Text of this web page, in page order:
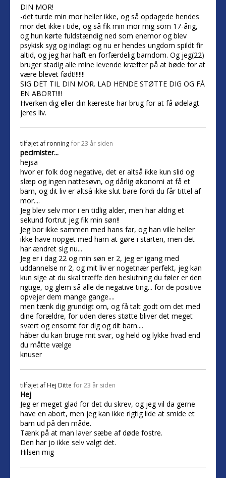
DIN MOR!
-det turde min mor heller ikke, og så opdagede hendes
mor det ikke i tide, og så fik min mor mig som 17-årig,
og hun kørte fuldstændig ned som enemor og blev
psykisk syg og indlagt og nu er hendes ungdom spildt fir
altid, og jeg har haft en forfærdelig barndom. Og jeg(22)
bruger stadig alle mine levende kræfter på at bøde for at
være blevet født!!!!!!!
SIG DET TIL DIN MOR. LAD HENDE STØTTE DIG OG FÅ
EN ABORT!!!!
Hverken dig eller din kæreste har brug for at få ødelagt
jeres liv.
tilføjet af ronning for 23 år siden
pecimister...
hejsa
hvor er folk dog negative, det er altså ikke kun slid og
slæp og ingen nattesøvn, og dårlig økonomi at få et
barn, og dit liv er altså ikke slut bare fordi du får tittel af
mor....
Jeg blev selv mor i en tidlig alder, men har aldrig et
sekund fortrut jeg fik min søn!!
Jeg bor ikke sammen med hans far, og han ville heller
ikke have nopget med ham at gøre i starten, men det
har ændret sig nu...
Jeg er i dag 22 og min søn er 2, jeg er igang med
uddannelse nr 2, og mit liv er nogetnær perfekt, jeg kan
kun sige at du skal træffe den beslutning du føler er den
rigtige, og glem så alle de negative ting... for de positive
opvejer dem mange gange....
men tænk dig grundigt om, og få talt godt om det med
dine forældre, for uden deres støtte bliver det meget
svært og ensomt for dig og dit barn....
håber du kan bruge mit svar, og held og lykke hvad end
du måtte vælge
knuser
tilføjet af Hej Ditte for 23 år siden
Hej
Jeg er meget glad for det du skrev, og jeg vil da gerne
have en abort, men jeg kan ikke rigtig lide at smide et
barn ud på den måde.
Tænk på at man laver sæbe af døde fostre.
Den har jo ikke selv valgt det.
Hilsen mig